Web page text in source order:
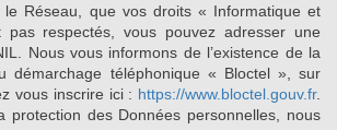
le Réseau, que vos droits « Informatique et
respectés, vous pouvez adresser une
Nous vous informons de l’existence de la
démarchage téléphonique « Bloctel », sur
vous inscrire ici : https://www.bloctel.gouv.fr.
protection des Données personnelles, nous